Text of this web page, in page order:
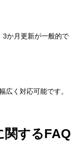
3か月更新が一般的で
広く対応可能です。
関するFAQ